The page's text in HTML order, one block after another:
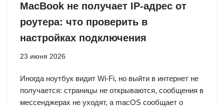
MacBook не получает IP-адрес от
роутера: что проверить в
настройках подключения
23 июня 2026
Иногда ноутбук видит Wi-Fi, но выйти в интернет не
получается: страницы не открываются, сообщения в
мессенджерах не уходят, а macOS сообщает о